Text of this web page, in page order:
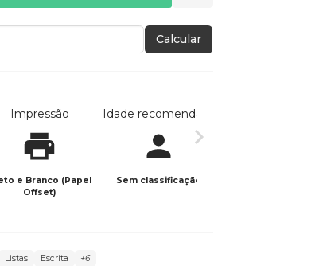
Calcular
Impressão
e Branco (Papel
Offset)
Idade recomendada
Sem classificação
Listas Escrita +6